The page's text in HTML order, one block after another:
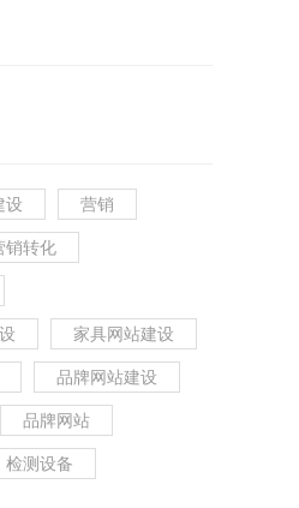
设 营销
销转化
家具网站建设
品牌网站建设
品牌网站
检测设备